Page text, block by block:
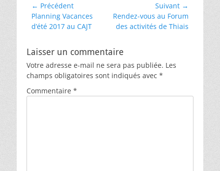
Navigation
de
l’article
← Précédent
Article
précédent :
Planning Vacances
d’été 2017 au CAJT
Suivant →
Article
suivant :
Rendez-vous au Forum
des activités de Thiais
Laisser un commentaire
Votre adresse e-mail ne sera pas publiée. Les
champs obligatoires sont indiqués avec *
Commentaire *